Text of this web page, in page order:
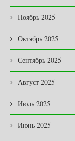
Ноябрь 2025
Октябрь 2025
Сентябрь 2025
Август 2025
Июль 2025
Июнь 2025